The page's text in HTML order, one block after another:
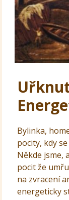
Bylinka,
pocity, kdy
Někde jsme,
pocit že
na zvracení
energeticky